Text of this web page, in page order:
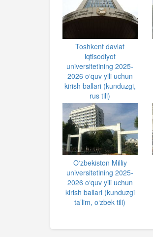
Toshkent davlat
iqtisodiyot
universitetining 2025-
2026 o‘quv yili uchun
kirish ballari (kunduzgi,
rus tili)
O‘zbekiston Milliy
universitetining 2025-
2026 o‘quv yili uchun
kirish ballari (kunduzgi
ta’lim, o‘zbek tili)